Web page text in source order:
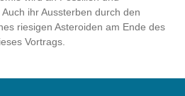
ihr Aussterben durch den
riesigen Asteroiden am Ende des
Vortrags.